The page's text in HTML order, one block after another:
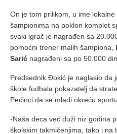
On je tom prilikom, u ime
šampionima na poklon komplet
svaki igrač je nagrađen sa
pomoćni trener malih šampiona,
Sarić nagrađeni sa po 50.000
Predsednik Đokić je naglasio da
škole fudbala pokazatelj da
Pećinci da se mladi okreću
-Naša deca već duži niz godina
školskim takmičenjima, tako i na